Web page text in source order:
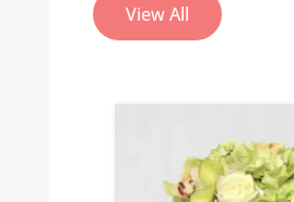
View All